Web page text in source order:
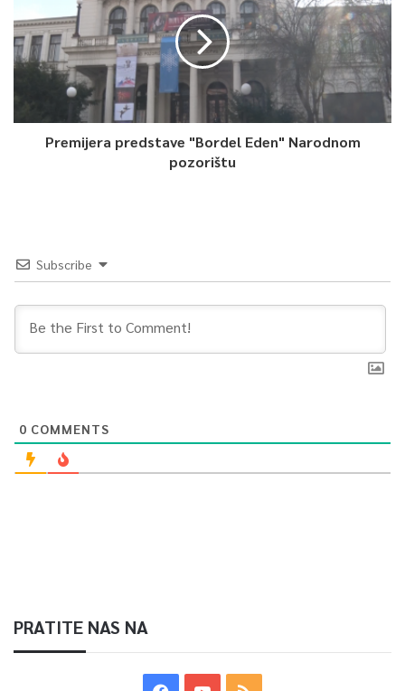
Premijera predstave "Bordel Eden" Narodnom
pozorištu
Subscribe
0 COMMENTS
PRATITE NAS NA